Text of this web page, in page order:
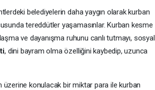
belediyelerin daha yaygın olarak kurban
tereddütler yaşamasınlar. Kurban kesme
ve dayanışma ruhunu canlı tutmayı, sosyal
, dini bayram olma özelliğini kaybedip, uzunca
üzerine konulacak bir miktar para ile kurban